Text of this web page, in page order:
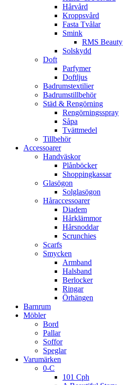
Hårvård
Kroppsvård
Fasta Tvålar
Smink
RMS Beauty
Solskydd
Doft
Parfymer
Doftljus
Badrumstextilier
Badrumstillbehör
Städ & Rengörning
Rengörningsspray
Såpa
Tvättmedel
Tillbehör
Accessoarer
Handväskor
Plånböcker
Shoppingkassar
Glasögon
Solglasögon
Håraccessoarer
Diadem
Hårklämmor
Hårsnoddar
Scrunchies
Scarfs
Smycken
Armband
Halsband
Berlocker
Ringar
Örhängen
Barnrum
Möbler
Bord
Pallar
Soffor
Speglar
Varumärken
0-C
101 Cph